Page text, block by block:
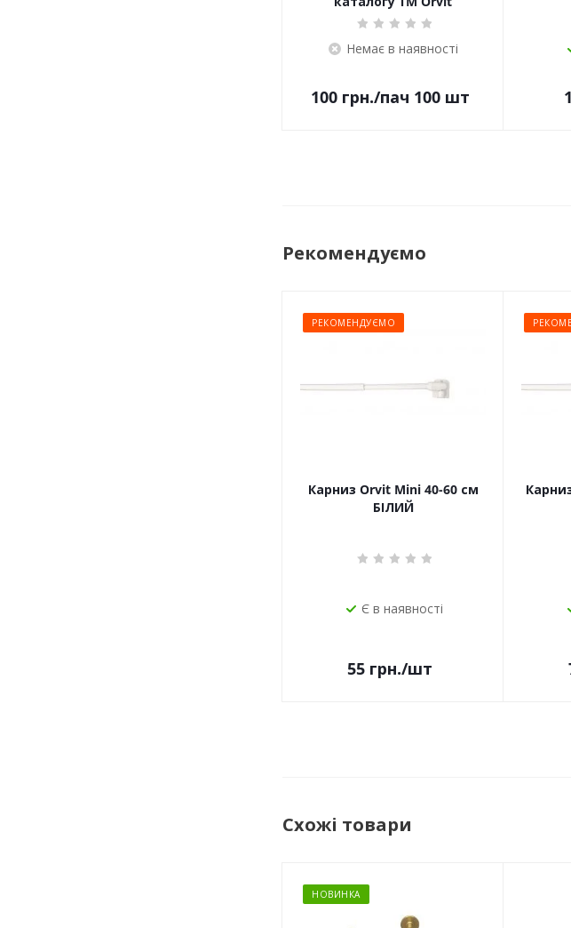
Немає в наявності
100грн./пач 100 шт
Рекомендуємо
РЕКОМЕНДУЄМО
Карниз Orvit Mini 40-60 см
БІЛИЙ
Є в наявності
55 грн./шт
Схожі товари
НОВИНКА